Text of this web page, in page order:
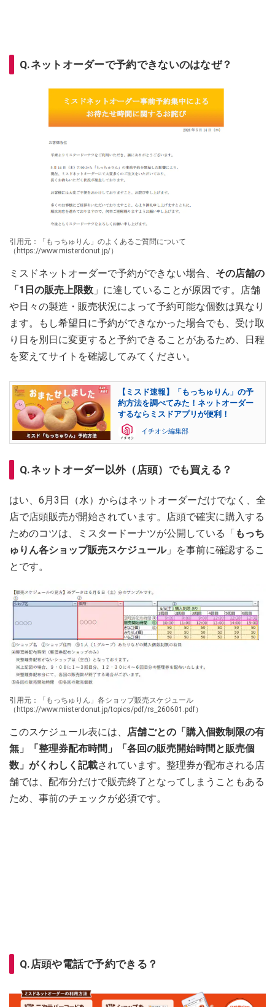
Q.ネットオーダーで予約できないのはなぜ？
引用元：「もっちゅりん」のよくあるご質問について
（https://www.misterdonut.jp/）
ミスドネットオーダーで予約ができない場合、 その店舗の
「 1日の販売上限数 」に達していることが原因です。店舗
や日々の製造・販売状況によって予約可能な個数は異なり
ます。もし希望日に予約ができなかった場合でも、受け取
り日を別日に変更すると予約できることがあるため、日程
を変えてサイトを確認してみてください。
【ミスド速報】「もっちゅりん」の予
約方法を調べてみた！ネットオーダー
するならミスドアプリが便利！
イチオシ編集部
Q.ネットオーダー以外（店頭）でも買える？
はい、6月3日（水）からはネットオーダーだけでなく、全
店で店頭販売が開始されています。店頭で確実に購入する
ためのコツは、ミスタードーナツが公開している「 もっち
ゅりん各ショップ販売スケジュール」を事前に確認するこ
とです。
引用元：「もっちゅりん」各ショップ販売スケジュール
（https://www.misterdonut.jp/topics/pdf/rs_260601.pdf）
このスケジュール表には、 店舗ごとの「購入個数制限の有
無」「整理券配布時間」「各回の販売開始時間と販売個
数」がくわしく記載されています。整理券が配布される店
舗では、配布分だけで販売終了となってしまうこともある
ため、事前のチェックが必須です。
Q.店頭や電話で予約できる？